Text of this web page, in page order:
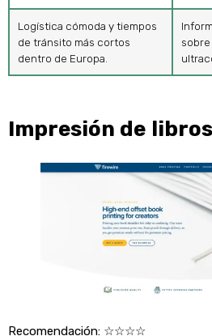
Logística cómoda y tiempos
de tránsito más cortos
dentro de Europa.
sobre
Impresión de
Recomendación: ☆☆☆☆